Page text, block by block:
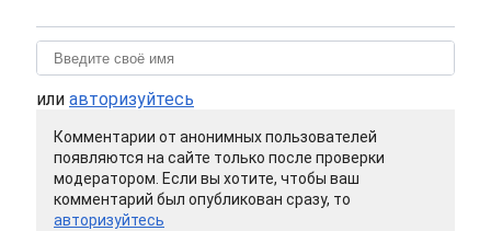
или авторизуйтесь
Комментарии от анонимных пользователей
появляются на сайте только после проверки
модератором. Если вы хотите, чтобы ваш
комментарий был опубликован сразу, то
авторизуйтесь